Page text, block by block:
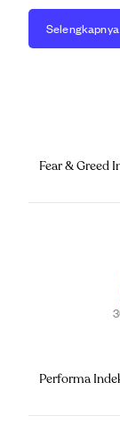
Selengkapnya
Fear & Greed
Performa